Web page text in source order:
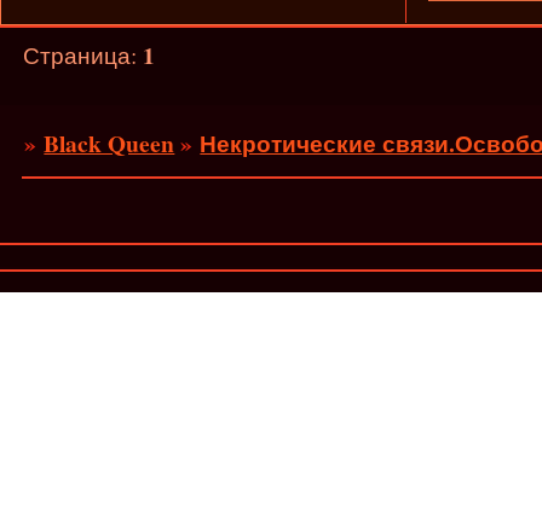
Страница: 1
»Black Queen» Некротические